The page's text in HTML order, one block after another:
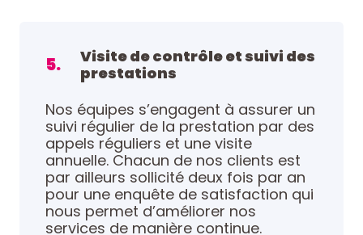
5.
Visite de contrôle et suivi des
prestations
Nos équipes s’engagent à assurer un
suivi régulier de la prestation par des
appels réguliers et une visite
annuelle. Chacun de nos clients est
par ailleurs sollicité deux fois par an
pour une enquête de satisfaction qui
nous permet d’améliorer nos
services de manière continue.